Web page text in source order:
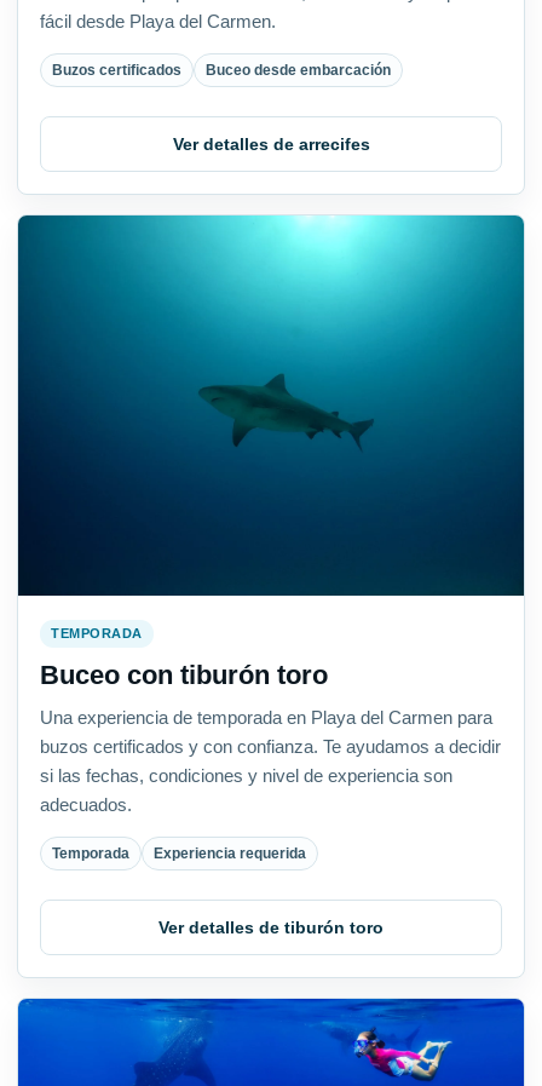
fácil desde Playa del Carmen.
Buzos certificados Buceo desde embarcación
Ver detalles de arrecifes
TEMPORADA
Buceo con tiburón toro
Una experiencia de temporada en Playa del Carmen para
buzos certificados y con confianza. Te ayudamos a decidir
si las fechas, condiciones y nivel de experiencia son
adecuados.
Temporada Experiencia requerida
Ver detalles de tiburón toro